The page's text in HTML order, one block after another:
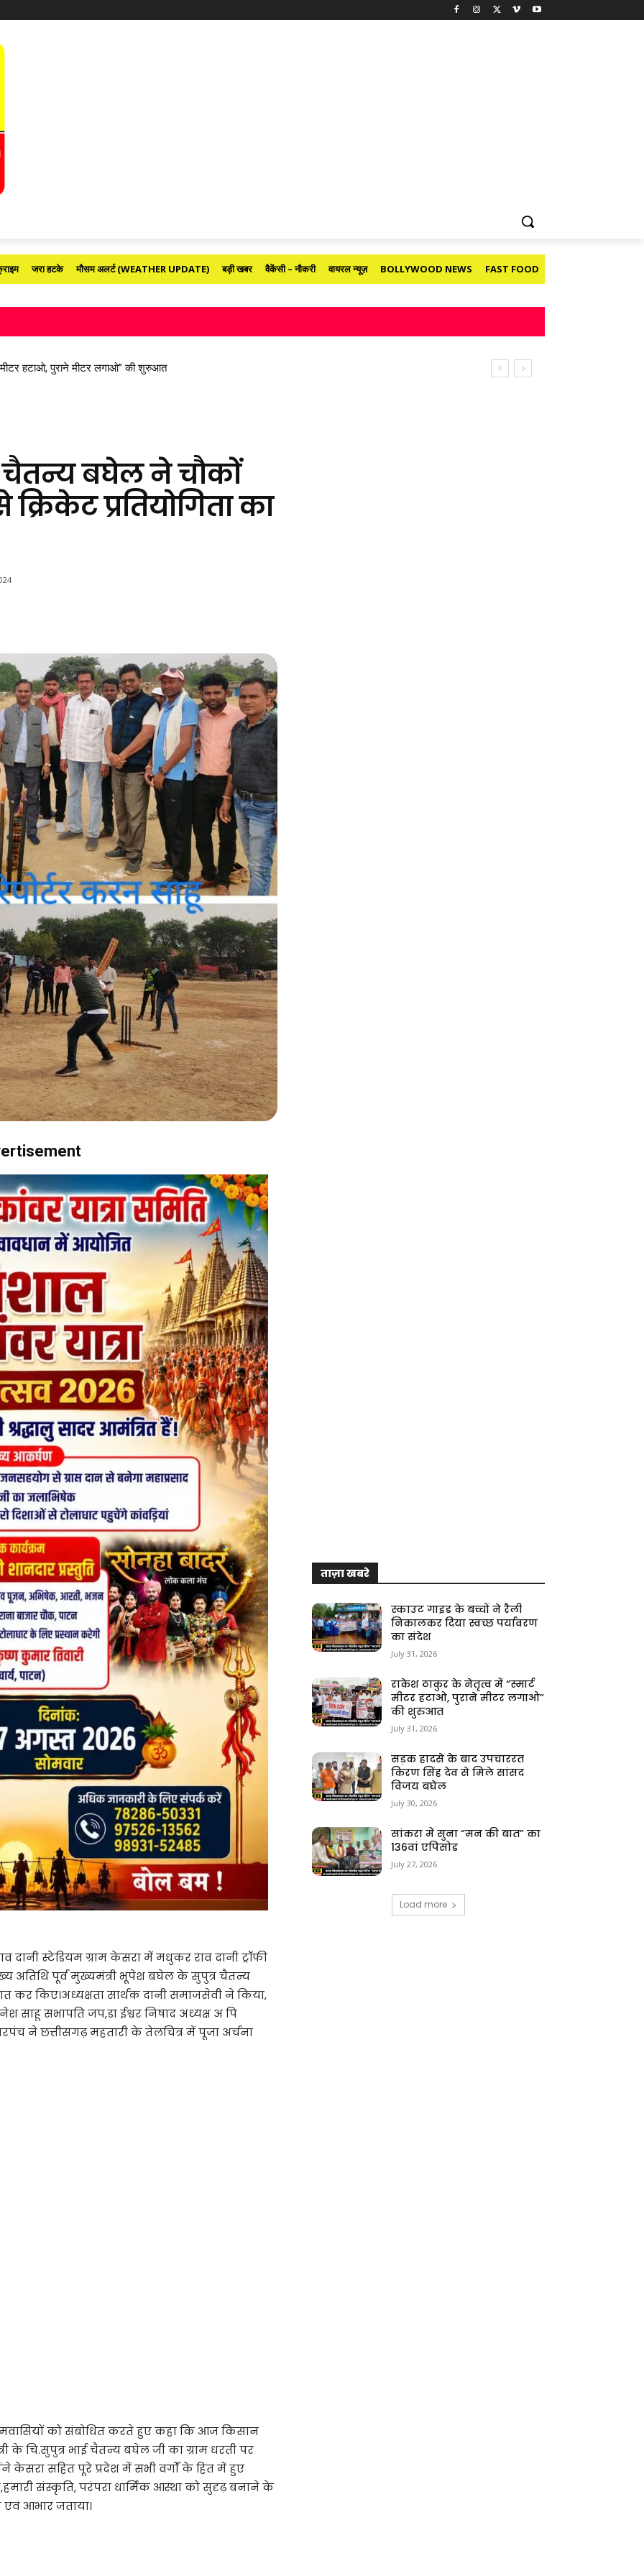
जरा हटके मौसम अलर्ट (WEATHER UPDATE) बड़ी खबर वैकेंसी – नौकरी वायरल न्यूज़ BOLLYWOOD NEWS FAST FOOD
हटाओ, पुराने मीटर लगाओ” की शुरुआत
सिंह देव से मिले सांसद विजय बघेल
चैतन्य बघेल ने चौकों
प्रतियोगिता का
दानी स्टेडियम ग्राम केसरा में मधुकर राव दानी ट्रॉफी
अतिथि पूर्व मुख्यमंत्री भूपेश बघेल के सुपुत्र चैतन्य
किए।अध्यक्षता सार्थक दानी समाजसेवी ने किया,
साहू सभापति जप,डा ईश्वर निषाद अध्यक्ष अ पि
ने छत्तीसगढ़ महतारी के तेलचित्र में पूजा अर्चना
को संबोधित करते हुए कहा कि आज किसान
के चि.सुपुत्र भाई चैतन्य बघेल जी का ग्राम धरती पर
केसरा सहित पूरे प्रदेश में सभी वर्गों के हित में हुए
संस्कृति, परंपरा धार्मिक आस्था को सुदृढ़ बनाने के
आभार जताया।
ताज़ा खबरे
स्काउट गाइड के बच्चों ने रैली
निकालकर दिया स्वच्छ पर्यावरण
का संदेश
July 31, 2026
राकेश ठाकुर के नेतृत्व में “स्मार्ट
मीटर हटाओ, पुराने मीटर लगाओ”
की शुरुआत
July 31, 2026
सड़क हादसे के बाद उपचाररत
किरण सिंह देव से मिले सांसद
विजय बघेल
July 30, 2026
सांकरा में सुना “मन की बात” का
136वां एपिसोड
July 27, 2026
Load more